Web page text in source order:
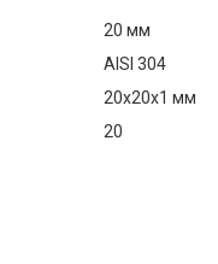
20 мм
AISI 304
20х20х1 мм
20